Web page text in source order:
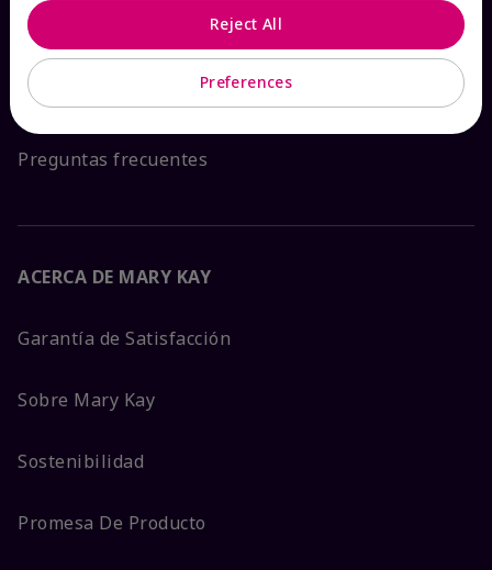
Contáctanos
Catálogos interactivos
Preguntas frecuentes
ACERCA DE MARY KAY
Garantía de Satisfacción
Sobre Mary Kay
Sostenibilidad
Promesa De Producto
Preferences
Reject All